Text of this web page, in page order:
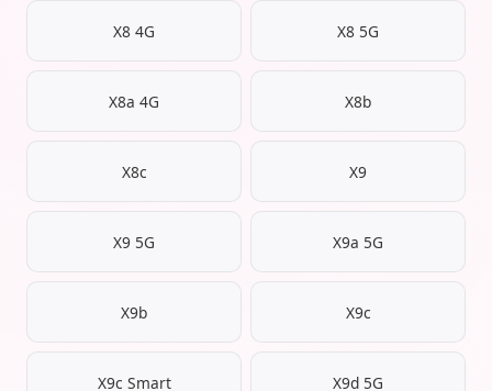
X8 4G X8 5G
X8a 4G X8b
X8c X9
X9 5G X9a 5G
X9b X9c
X9c Smart X9d 5G